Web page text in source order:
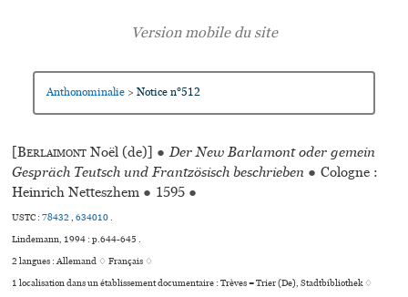
Anthonominalie > Notice n°512
[Berlaimont Noël (de)] ● Der New Barlamont oder gemein
Gespräch Teutsch und Frantzösisch beschrieben ● Cologne :
Heinrich Netteszhem ● 1595 ●
USTC :78432,634010.
Lindemann, 1994 : p.644-645 .
2 langues :Allemand ♢Français ♢
1 localisation dans un établissement documentaire : Trèves = Trier (De), Stadtbibliothek ♢